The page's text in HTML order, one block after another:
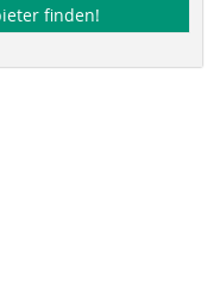
finden!